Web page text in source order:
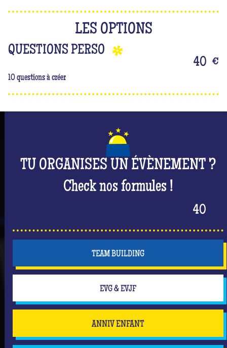
LES OPTIONS
QUESTIONS PERSO
10 questions à créer
40 €
TU ORGANISES UN ÉVÈNEMENT ?
Check nos formules !
40
TEAM BUILDING
EVG & EVJF
ANNIV ENFANT